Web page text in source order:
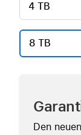
4 TB
8 TB
Den